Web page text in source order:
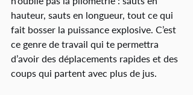
hauteur, sauts en longueur, tout ce qui
fait bosser la puissance explosive. C’est
ce genre de travail qui te permettra
d’avoir des déplacements rapides et des
coups qui partent avec plus de jus.